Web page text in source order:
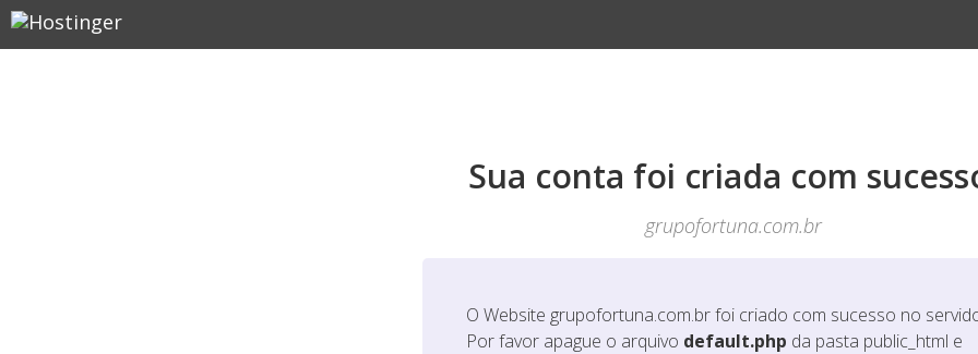
Sua conta foi criada com
grupofortuna.com.br
O Website grupofortuna.com.brfoi criado com sucesso no
Por favor apague o arquivo default.php da pasta public_html e